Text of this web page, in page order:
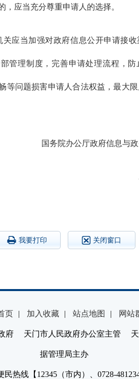
，应当充分尊重申请人的选择。
关应当加强对政府信息公开申请接
管理制度，完善申请处理流程，防
等问题损害申请人合法权益，最大
国务院办公厅政府信息与
我要打印 关闭窗口
页 | 加入收藏 | 站点地图 | 网站
府 天门市人民政府办公室主管 天
据管理局主办
民热线【12345（市内）、0728-